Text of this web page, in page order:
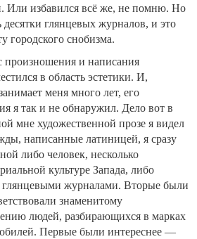
Или избавился всё же, не помню. Но
десятки глянцевых журналов, и это
городского снобизма.
произношения и написания
в область эстетики. И,
меня много лет, его
я так и не обнаружил. Дело вот в
мне художественной прозе я видел
написанные латиницей, я сразу
либо человек, несколько
культуре Запада, либо
глянцевыми журналами. Вторые были
знаменитому
людей, разбирающихся в марках
Первые были интереснее —